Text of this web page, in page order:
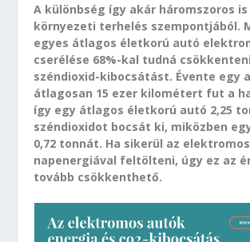
A különbség így akár háromszoros
környezeti terhelés szempontjából.
egyes átlagos életkorú autó
cserélése 68%-kal tudná
széndioxid-kibocsátást. Évente egy
átlagosan 15 ezer kilométert fut a
így egy átlagos életkorú autó 2,25
széndioxidot bocsát ki, miközben
0,72 tonnát. Ha sikerül az
napenergiával feltölteni, úgy ez az
tovább csökkenthető.